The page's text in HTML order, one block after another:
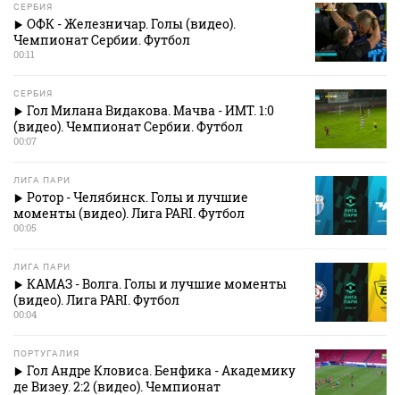
СЕРБИЯ
ОФК - Железничар. Голы (видео).
Чемпионат Сербии. Футбол
00:11
СЕРБИЯ
Гол Милана Видакова. Мачва - ИМТ. 1:0
(видео). Чемпионат Сербии. Футбол
00:07
ЛИГА ПАРИ
Ротор - Челябинск. Голы и лучшие
моменты (видео). Лига PARI. Футбол
00:05
ЛИГА ПАРИ
КАМАЗ - Волга. Голы и лучшие моменты
(видео). Лига PARI. Футбол
00:04
ПОРТУГАЛИЯ
Гол Андре Кловиса. Бенфика - Академику
де Визеу. 2:2 (видео). Чемпионат